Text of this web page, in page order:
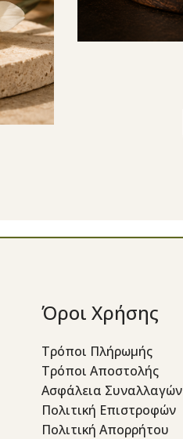
Όροι Χρήσης
Τρόποι Πλήρωμής
Τρόποι Αποστολής
Ασφάλεια Συναλλαγών
Πολιτική Επιστροφών
Πολιτική Απορρήτου